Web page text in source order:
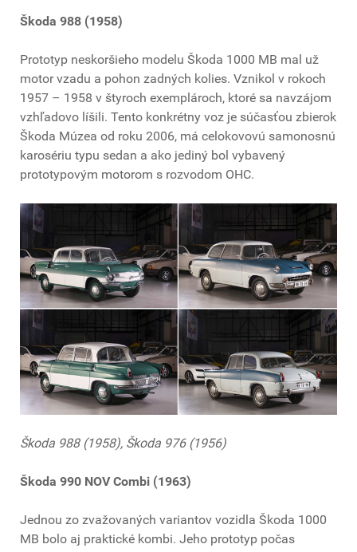
Škoda 988 (1958)
Prototyp neskoršieho modelu Škoda 1000 MB mal už
motor vzadu a pohon zadných kolies. Vznikol v rokoch
1957 – 1958 v štyroch exemplároch, ktoré sa navzájom
vzhľadovo líšili. Tento konkrétny voz je súčasťou zbierok
Škoda Múzea od roku 2006, má celokovovú samonosnú
karosériu typu sedan a ako jediný bol vybavený
prototypovým motorom s rozvodom OHC.
Škoda 988 (1958), Škoda 976 (1956)
Škoda 990 NOV Combi (1963)
Jednou zo zvažovaných variantov vozidla Škoda 1000
MB bolo aj praktické kombi. Jeho prototyp počas